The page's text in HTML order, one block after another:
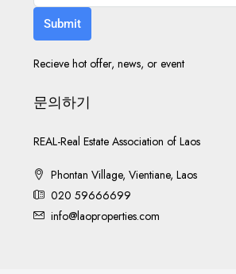
Submit
Recieve hot offer, news, or event
문의하기
REAL-Real Estate Association of Laos
Phontan Village, Vientiane, Laos
020 59666699
info@laoproperties.com